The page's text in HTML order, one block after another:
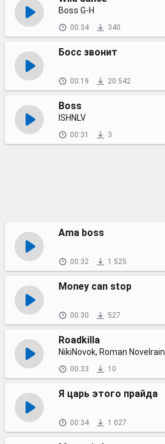
Boss G-H
00:34 340
Босс звонит
00:19 20 542
Boss
ISHNLV
00:31 3
Ama boss
00:32 1 525
Money can stop
00:30 527
Roadkilla
NikiNovok, Roman Novelrain
00:33 10
Я царь этого прайда
00:34 1 027